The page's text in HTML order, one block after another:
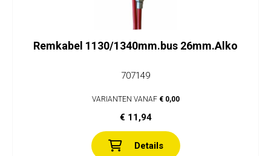
Remkabel 1130/1340mm.bus 26mm.Alko
707149
VARIANTEN VANAF € 0,00
€ 11,94
Details